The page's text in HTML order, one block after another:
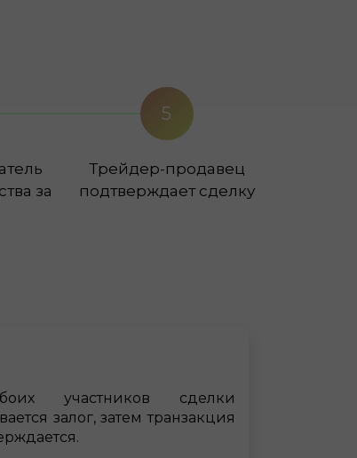
за
5
Трейдер-продавец
подтверждает сделку
участников сделки
залог, затем транзакция